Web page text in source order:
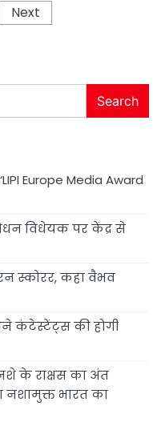
Next
Search
Europe Media Award
विधेयक पर केंद्र से
स्कोरर, कहा वैभव
कंटेस्टेंट्स की होगी
के राक्षस का अंत
नशामुक्त भारत का